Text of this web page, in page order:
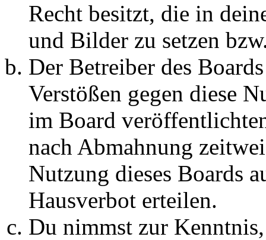
Recht besitzt, die in
und Bilder zu setzen
Der Betreiber des
Verstößen gegen diese
im Board
nach Abmahnung
Nutzung dieses Boards
Hausverbot erteilen.
Du nimmst zur